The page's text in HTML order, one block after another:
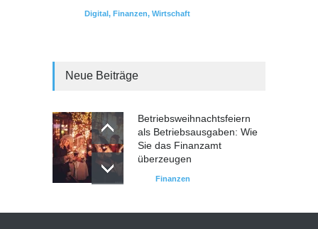
Digital, Finanzen, Wirtschaft
Neue Beiträge
Betriebsweihnachtsfeiern
als Betriebsausgaben: Wie
Sie das Finanzamt
überzeugen
Finanzen